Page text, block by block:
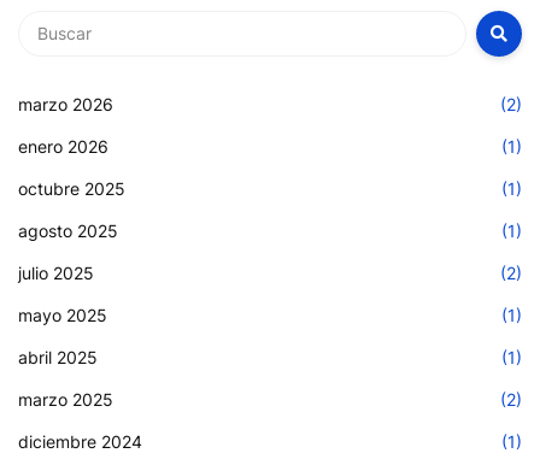
marzo 2026 (2)
enero 2026 (1)
octubre 2025 (1)
agosto 2025 (1)
julio 2025 (2)
mayo 2025 (1)
abril 2025 (1)
marzo 2025 (2)
diciembre 2024 (1)